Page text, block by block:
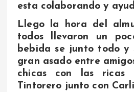
esta colaborando y
Llego la hora del
todos llevaron un
bebida se junto todo y
gran asado entre
chicas con las ricas
Tintorero junto con